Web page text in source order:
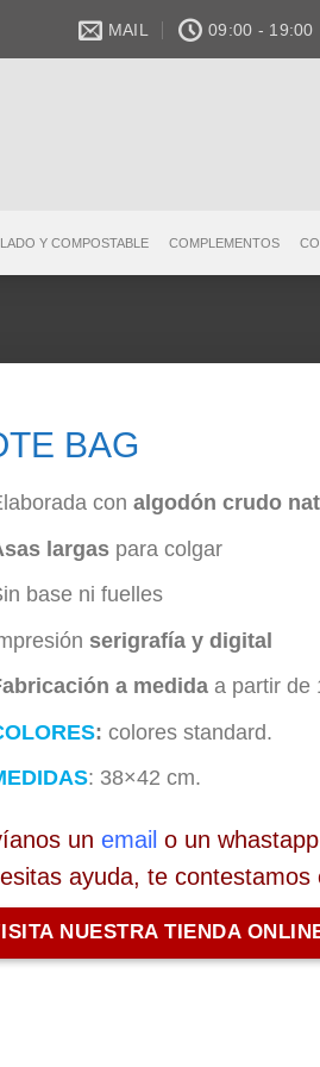
MAIL 09:00 - 19:00
Y COMPOSTABLE COMPLEMENTOS
BAG
con algodón crudo
largaspara colgar
base ni fuelles
serigrafía y digital
a medidaa partir de
: colores standard.
: 38×42 cm.
un email o un
ayuda, te contestamos
NUESTRA TIENDA